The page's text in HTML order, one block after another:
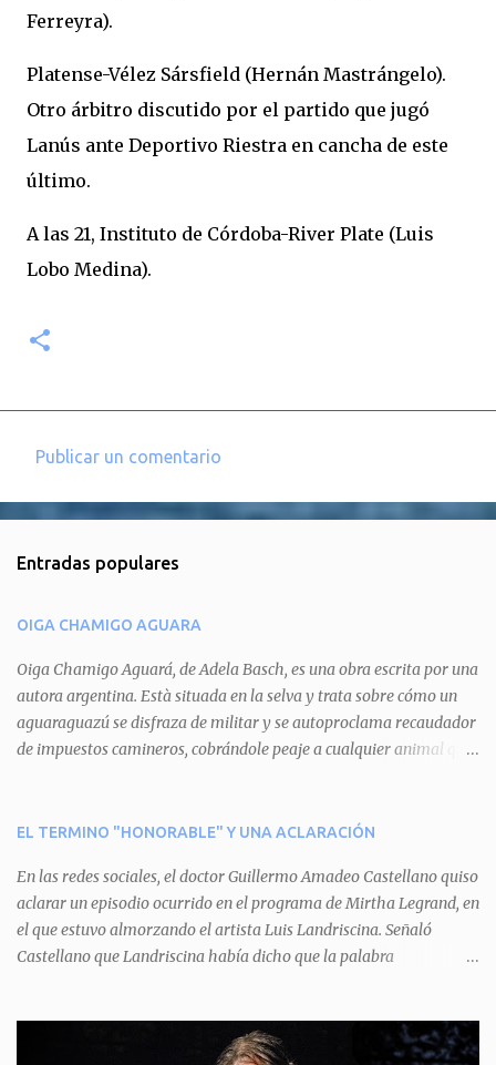
Ferreyra).
Platense-Vélez Sársfield (Hernán Mastrángelo).
Otro árbitro discutido por el partido que jugó
Lanús ante Deportivo Riestra en cancha de este
último.
A las 21, Instituto de Córdoba-River Plate (Luis
Lobo Medina).
e
t
a
r
i
o
Publicar un comentario
Entradas populares
OIGA CHAMIGO AGUARA
Oiga Chamigo Aguará, de Adela Basch, es una obra escrita por una
autora argentina. Està situada en la selva y trata sobre cómo un
aguaraguazú se disfraza de militar y se autoproclama recaudador
de impuestos camineros, cobrándole peaje a cualquier animal que
aguará le provoca. De igual manera pasa con Tatú, el armadillo.
del aguará y pasa sin pagar. Por último, Tui, la cotorra, deja
expuesta la mentira del aguará y arenga a los otros tres
personajes a unirse para enfrentarlo. Finalmente, terminan por
quitarle el disfraz de militar, y el aguará huye despavorido al verse
una propuesta muy divertida con canciones en vivo, máscaras, una
EL TERMINO "HONORABLE" Y UNA ACLARACIÓN
En las redes sociales, el doctor Guillermo Amadeo Castellano quiso
aclarar un episodio ocurrido en el programa de Mirtha Legrand, en
el que estuvo almorzando el artista Luis Landriscina. Señaló
Castellano que Landriscina había dicho que la palabra
servicio a la patria y debía ser sin remuneración". Agrega el letrado